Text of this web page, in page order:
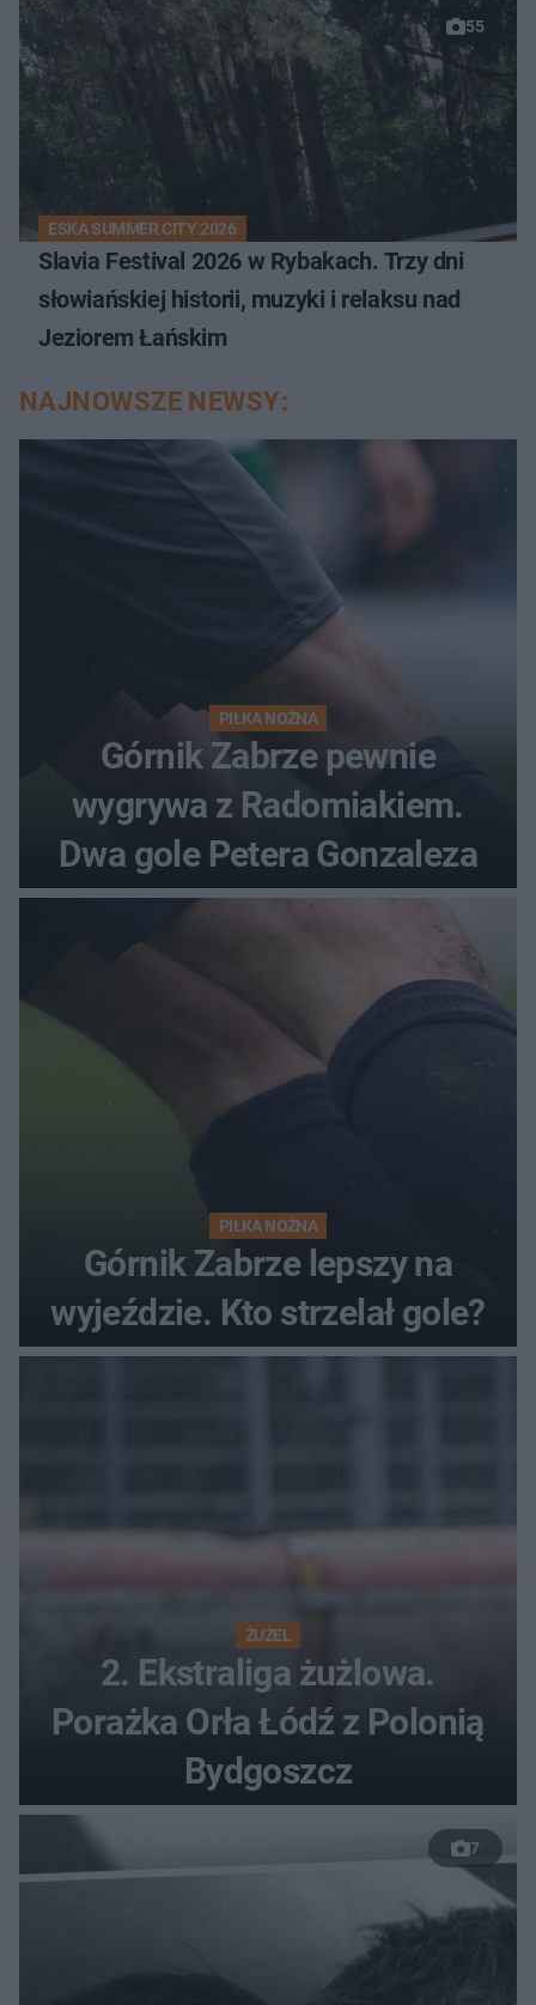
55
ESKA SUMMER CITY 2026
Slavia Festival 2026 w Rybakach. Trzy dni
słowiańskiej historii, muzyki i relaksu nad
Jeziorem Łańskim
NAJNOWSZE NEWSY:
PIŁKA NOŻNA
Górnik Zabrze pewnie
wygrywa z Radomiakiem.
Dwa gole Petera Gonzaleza
PIŁKA NOŻNA
Górnik Zabrze lepszy na
wyjeździe. Kto strzelał gole?
ŻUŻEL
2. Ekstraliga żużlowa.
Porażka Orła Łódź z Polonią
Bydgoszcz
7